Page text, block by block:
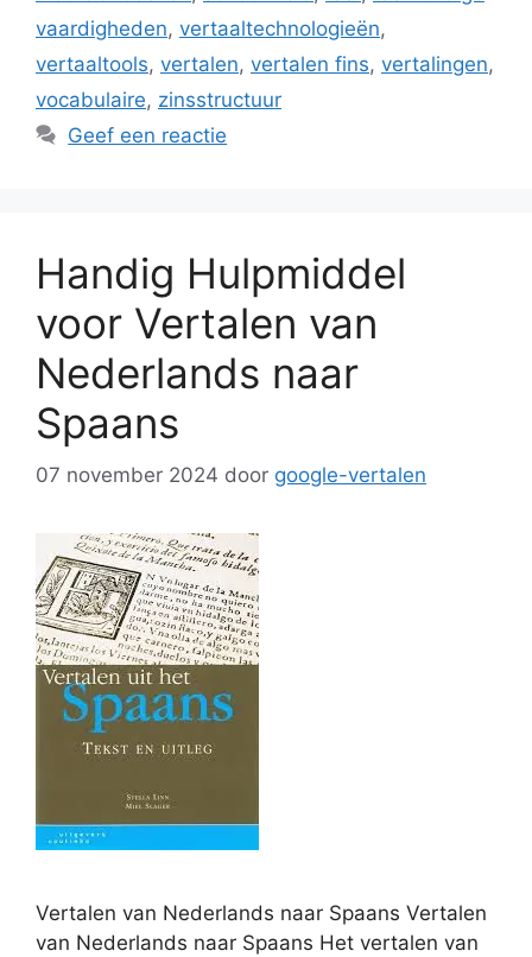
vaardigheden, vertaaltechnologieën,
vertaaltools, vertalen, vertalen fins, vertalingen,
vocabulaire, zinsstructuur
Geef een reactie
Handig Hulpmiddel
voor Vertalen van
Nederlands naar
Spaans
07 november 2024 door google-vertalen
Vertalen van Nederlands naar Spaans Vertalen
van Nederlands naar Spaans Het vertalen van